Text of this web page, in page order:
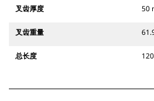
叉齿厚度 50
叉齿重量
总长度